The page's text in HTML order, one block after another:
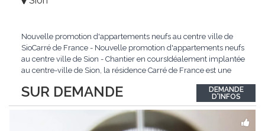
SUR DEMANDE
Nouvelle promotion d'appartements neufs au centre ville de
SioCarré de France - Nouvelle promotion d'appartements neufs
au centre ville de Sion - Chantier en coursIdéalement implantée
au centre-ville de Sion, la résidence Carré de France est une
contemporaine, qualité de vie et emplacement privilégié.Ce
projet d'envergure comprend 38...
DEMANDE
D'INFOS